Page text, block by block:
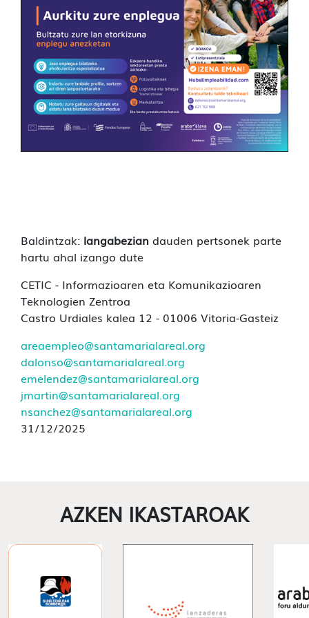
Baldintzak: langabezian dauden pertsonek parte
hartu ahal izango dute
CETIC - Informazioaren eta Komunikazioaren
Teknologien Zentroa
Castro Urdiales kalea 12 - 01006 Vitoria-Gasteiz
areaempleo@santamarialareal.org
dalonso@santamarialareal.org
emelendez@santamarialareal.org
jmartin@santamarialareal.org
nsanchez@santamarialareal.org
31/12/2025
AZKEN IKASTAROAK